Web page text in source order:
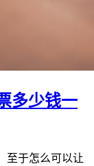
多少钱一
至于怎么可以让